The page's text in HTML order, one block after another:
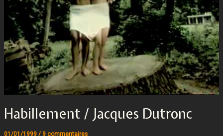
Habillement / Jacques Dutronc
01/01/1999 / 9 commentaires